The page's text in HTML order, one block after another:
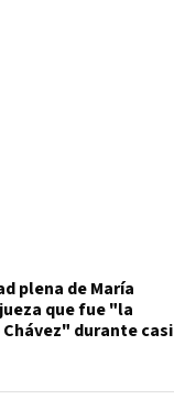
plena de María
que fue "la
durante casi